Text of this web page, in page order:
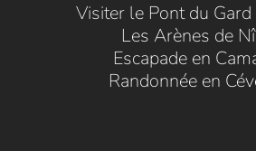
Visiter le Pont du
Les Arènes de
Escapade en
Randonnée en